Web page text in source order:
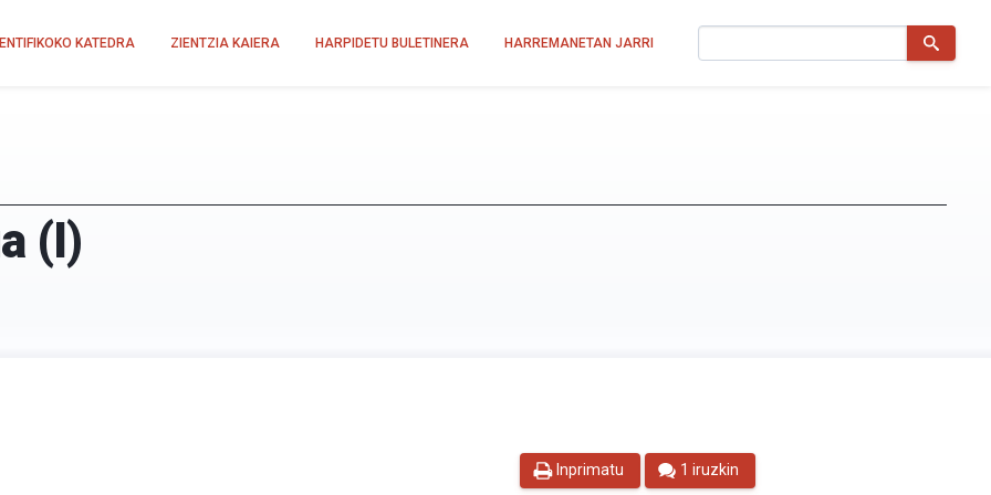
KATEDRA ZIENTZIA KAIERA HARPIDETU BULETINERA HARREMANETAN JARRI
(I)
Inprimatu 1 iruzkin